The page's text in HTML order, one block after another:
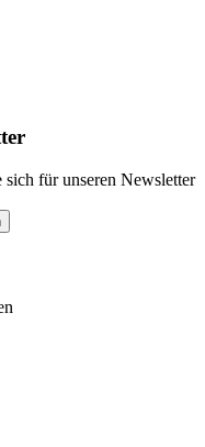
für unseren Newsletter